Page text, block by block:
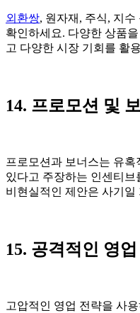
외환쌍, 원자재, 주식, 지수
확인하세요. 다양한 상품
고 다양한 시장 기회를 활
14. 프로모션 및
프로모션과 보너스는 유
있다고 주장하는 인센티
비현실적인 제안은 사기일
15. 공격적인 영
고압적인 영업 전략을 사